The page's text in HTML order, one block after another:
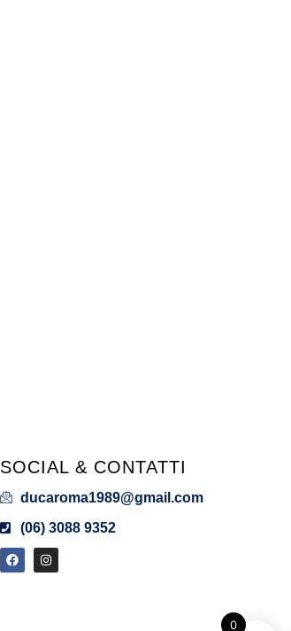
SOCIAL & CONTATTI
ducaroma1989@gmail.com
(06) 3088 9352
0